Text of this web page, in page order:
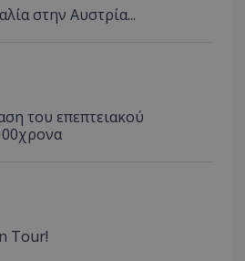
στην Αυστρία...
του επεπτειακού
Tour!